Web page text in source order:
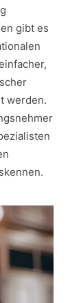
gibt es
werden.